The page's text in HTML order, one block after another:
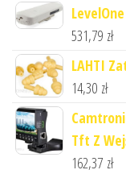
531,79 zł
LAHTI
14,30 zł
Tft Z
162,37 zł